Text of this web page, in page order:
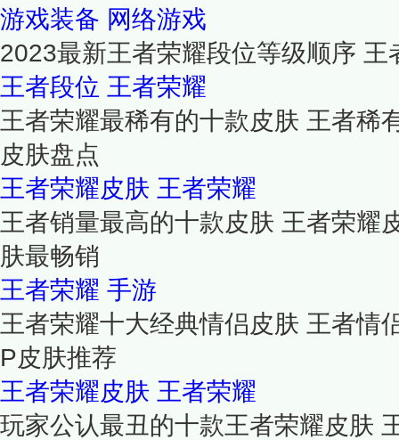
游戏装备 网络游戏
2023最新王者荣耀段位等级顺序
王者段位 王者荣耀
王者荣耀最稀有的十款皮肤 王者稀
皮肤盘点
王者荣耀皮肤 王者荣耀
王者销量最高的十款皮肤 王者荣耀
肤最畅销
王者荣耀 手游
王者荣耀十大经典情侣皮肤 王者情
P皮肤推荐
王者荣耀皮肤 王者荣耀
玩家公认最丑的十款王者荣耀皮肤